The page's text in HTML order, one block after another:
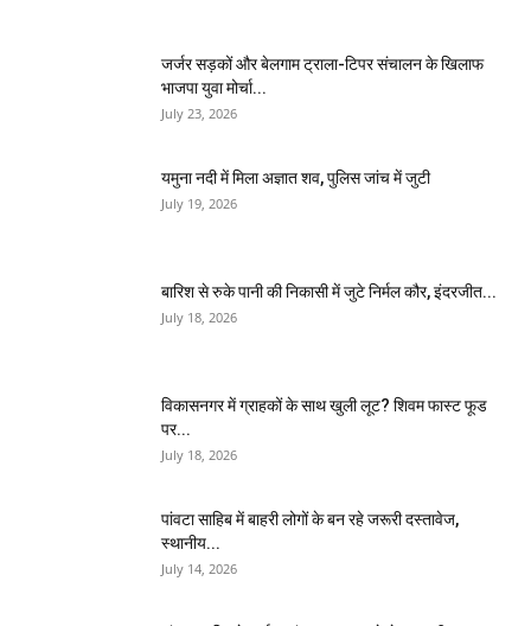
जर्जर सड़कों और बेलगाम ट्राला-टिपर संचालन के खिलाफ
भाजपा युवा मोर्चा...
July 23, 2026
यमुना नदी में मिला अज्ञात शव, पुलिस जांच में जुटी
July 19, 2026
बारिश से रुके पानी की निकासी में जुटे निर्मल कौर, इंदरजीत...
July 18, 2026
विकासनगर में ग्राहकों के साथ खुली लूट? शिवम फास्ट फूड
पर...
July 18, 2026
पांवटा साहिब में बाहरी लोगों के बन रहे जरूरी दस्तावेज,
स्थानीय...
July 14, 2026